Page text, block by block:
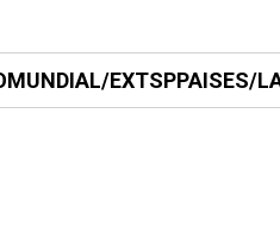
EXTSPPAISES/